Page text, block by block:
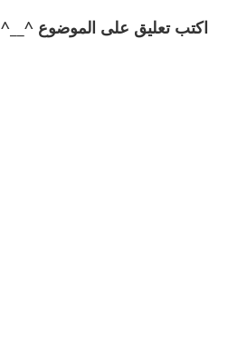
اكتب تعليق على الموضوع ^__^